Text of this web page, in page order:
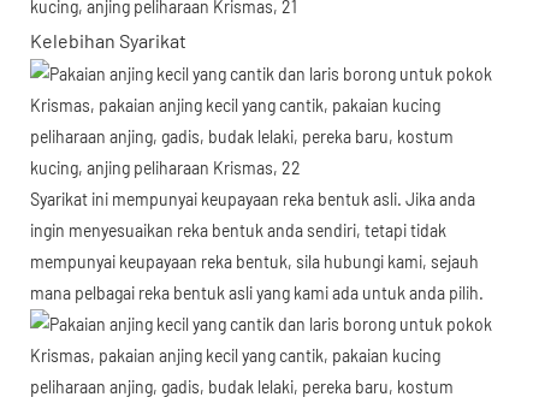
Kelebihan Syarikat
Syarikat ini mempunyai keupayaan reka bentuk asli. Jika anda
ingin menyesuaikan reka bentuk anda sendiri, tetapi tidak
mempunyai keupayaan reka bentuk, sila hubungi kami, sejauh
mana pelbagai reka bentuk asli yang kami ada untuk anda pilih.